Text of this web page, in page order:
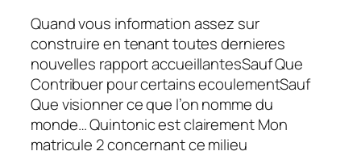
Quand vous information assez sur
construire en tenant toutes dernieres
nouvelles rapport accueillantesSauf Que
Contribuer pour certains ecoulementSauf
Que visionner ce que l’on nomme du
monde… Quintonic est clairement Mon
matricule 2 concernant ce milieu